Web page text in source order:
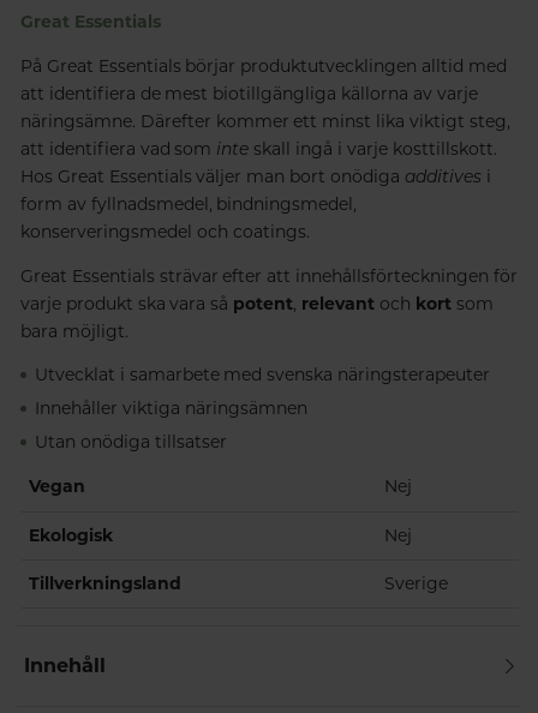
Great Essentials
På Great Essentials börjar produktutvecklingen alltid med
att identifiera de mest biotillgängliga källorna av varje
näringsämne. Därefter kommer ett minst lika viktigt steg,
att identifiera vad som inte skall ingå i varje kosttillskott.
Hos Great Essentials väljer man bort onödiga additives i
form av fyllnadsmedel, bindningsmedel,
konserveringsmedel och coatings.
Great Essentials strävar efter att innehållsförteckningen för
varje produkt ska vara så potent, relevant och kort som
bara möjligt.
Utvecklat i samarbete med svenska näringsterapeuter
Innehåller viktiga näringsämnen
Utan onödiga tillsatser
Vegan Nej
Ekologisk Nej
Tillverkningsland Sverige
Innehåll